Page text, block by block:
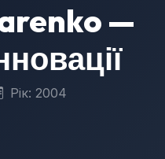
—
Рік: 2004